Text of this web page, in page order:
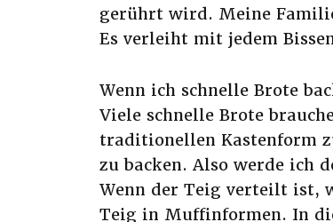
gerührt wird. Meine
Es verleiht mit jedem
Wenn ich schnelle Brote
Viele schnelle Brote
traditionellen Kastenform
zu backen. Also werde ich
Wenn der Teig verteilt ist,
Teig in Muffinformen. In